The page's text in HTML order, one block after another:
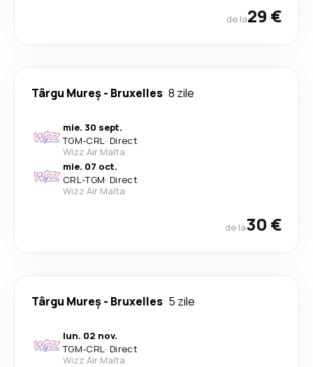
de la29 €
Târgu Mureș - Bruxelles 8 zile
mie. 30 sept.
TGM-CRL· Direct
Wizz Air Malta
mie. 07 oct.
CRL-TGM· Direct
Wizz Air Malta
de la30 €
Târgu Mureș - Bruxelles 5 zile
lun. 02 nov.
TGM-CRL· Direct
Wizz Air Malta